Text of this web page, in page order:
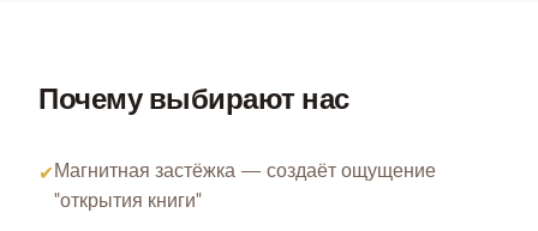
Почему выбирают нас
✔Магнитная застёжка — создаёт ощущение
"открытия книги"